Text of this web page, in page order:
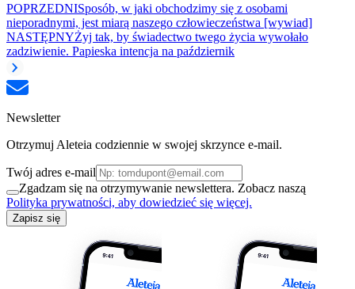
POPRZEDNISposób, w jaki obchodzimy się z osobami
nieporadnymi, jest miarą naszego człowieczeństwa [wywiad]
NASTĘPNYŻyj tak, by świadectwo twego życia wywołało
zadziwienie. Papieska intencja na październik
Newsletter
Otrzymuj Aleteia codziennie w swojej skrzynce e-mail.
Twój adres e-mail
Zgadzam się na otrzymywanie newslettera. Zobacz naszą
Polityka prywatności, aby dowiedzieć się więcej.
Zapisz się